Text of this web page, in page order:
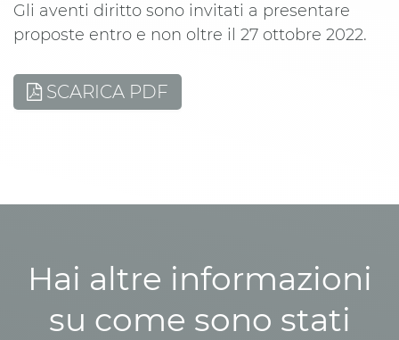
Gli aventi diritto sono invitati a presentare
proposte entro e non oltre il 27 ottobre 2022.
SCARICA PDF
Hai altre informazioni
su come sono stati